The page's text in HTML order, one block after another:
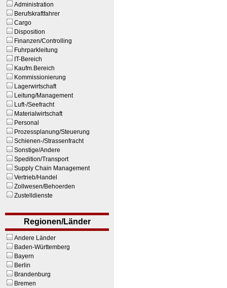
Administration
Berufskraftfahrer
Cargo
Disposition
Finanzen/Controlling
Fuhrparkleitung
IT-Bereich
Kaufm.Bereich
Kommissionierung
Lagerwirtschaft
Leitung/Management
Luft-/Seefracht
Materialwirtschaft
Personal
Prozessplanung/Steuerung
Schienen-/Strassenfracht
Sonstige/Andere
Spedition/Transport
Supply Chain Management
Vertrieb/Handel
Zollwesen/Behoerden
Zustelldienste
Regionen/Länder
Andere Länder
Baden-Württemberg
Bayern
Berlin
Brandenburg
Bremen